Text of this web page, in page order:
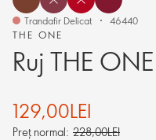
THE ONE
Ruj THE
Trandafir Delicat 46440
129,00LEI
Preț normal: 228,00LEI